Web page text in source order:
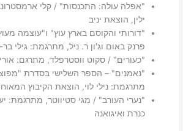
"אפלה עולה: התכנסות" / קלי
ילין, הוצאת יניב
"דורותי והקוסם בארץ עוץ" ו"עוצמה
פרנק באום וג'ון ר. ניל, מתרגמת: גילי
"כעורים" / סקוט ווסטרפלד, מתרגם:
"נאמנים" – הספר השלישי בסדרת
מתרגמת: נילי לוי, הוצאת הקיבוץ
"נערי העורב" / מגי סטיווטר, מתרגמת:
כנרת ואיגואנה